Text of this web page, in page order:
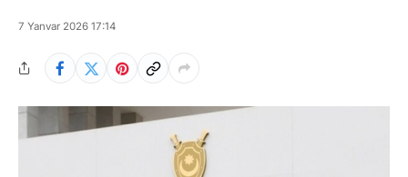
7 Yanvar 2026 17:14